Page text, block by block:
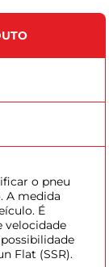
o pneu
A medida
É
velocidade
Flat (SSR).